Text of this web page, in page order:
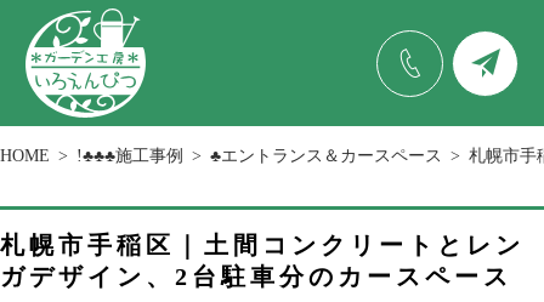
HOME !♣♣♣施工事例 ♣エントランス＆カースペース 札幌市手
札幌市手稲区｜土間コンクリートとレン
ガデザイン、2台駐車分のカースペース